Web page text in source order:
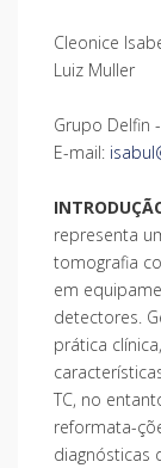
Cleonice
Luiz Muller
Grupo Delfin
E-mail:
representa
tomografia
em
detectores.
prática
TC, no
reformata-
diagnósticas